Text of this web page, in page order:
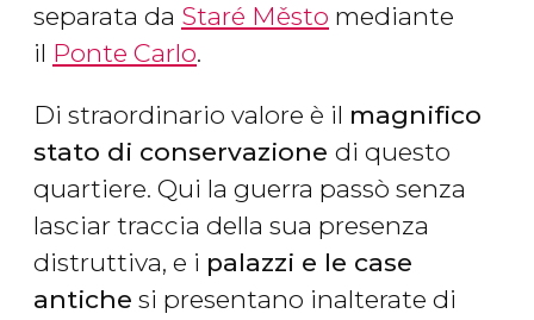
separata da Staré Město mediante
il Ponte Carlo.
Di straordinario valore è il magnifico
stato di conservazione di questo
quartiere. Qui la guerra passò senza
lasciar traccia della sua presenza
distruttiva, e i palazzi e le case
antiche si presentano inalterate di